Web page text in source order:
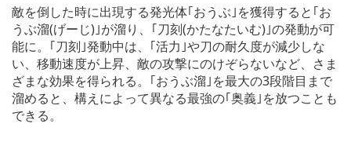
敵を倒した時に出現する発光体｢おうぶ｣を獲得すると｢お
うぶ溜(げーじ)｣が溜り、｢刀刻(かたなたいむ)｣の発動が可
能に。｢刀刻｣発動中は、｢活力｣や刀の耐久度が減少しな
い、移動速度が上昇、敵の攻撃にのけぞらないなど、さま
ざまな効果を得られる。｢おうぶ溜｣を最大の3段階目まで
溜めると、構えによって異なる最強の｢奥義｣を放つことも
できる。